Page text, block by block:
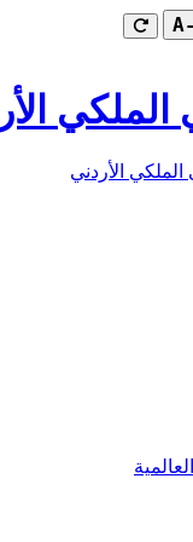
-A
الملكي
الأردني